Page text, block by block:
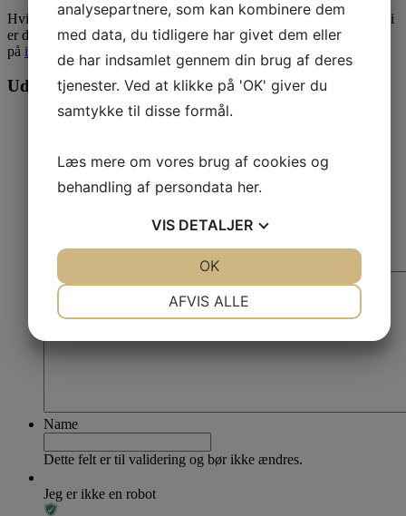
Hvis du er interesseret i et tilbud på udarbejdelse af en SEO Strategi
er du meget velkiommen til at udfylde formularen nedenfor, skrive
på info@waimea.dk eller ringe på: 78 76 10 30
Udfyld formularen og få et uforpligtende tilbud
Navn*
Firmanavn
Email*
Name
Dette felt er til validering og bør ikke ændres.
Jeg er ikke en robot
analysepartnere, som kan kombinere dem
med data, du tidligere har givet dem eller
de har indsamlet gennem din brug af deres
tjenester. Ved at klikke på 'OK' giver du
samtykke til disse formål.
Læs mere om vores brug af cookies og
behandling af persondata her.
VIS DETALJER
AFVIS ALLE
OK